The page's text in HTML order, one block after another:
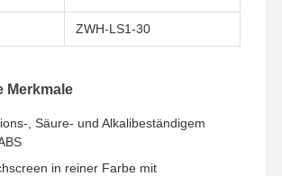
ZWH-LS1-30
Merkmale
, Säure- und Alkalibeständigem
in reiner Farbe mit